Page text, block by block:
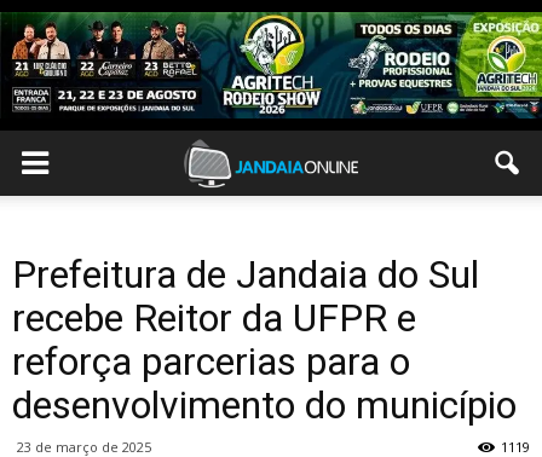
Prefeitura de Jandaia do Sul
recebe Reitor da UFPR e
reforça parcerias para o
desenvolvimento do município
23 de março de 2025 1119